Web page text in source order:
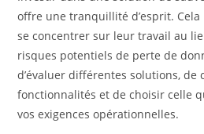
offre une tranquillité d’esprit.
se concentrer sur leur travail au
risques potentiels de perte de
d’évaluer différentes solutions, de
fonctionnalités et de choisir celle
vos exigences opérationnelles.